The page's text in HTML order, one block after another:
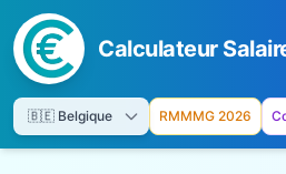
Calculateur
RMMMG 2026